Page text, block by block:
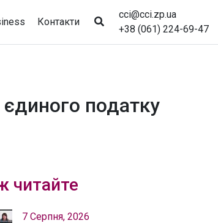
Контакти
cci@cci.zp.ua
+38 (061) 224-69-47
податку
читайте
7 Серпня, 2026